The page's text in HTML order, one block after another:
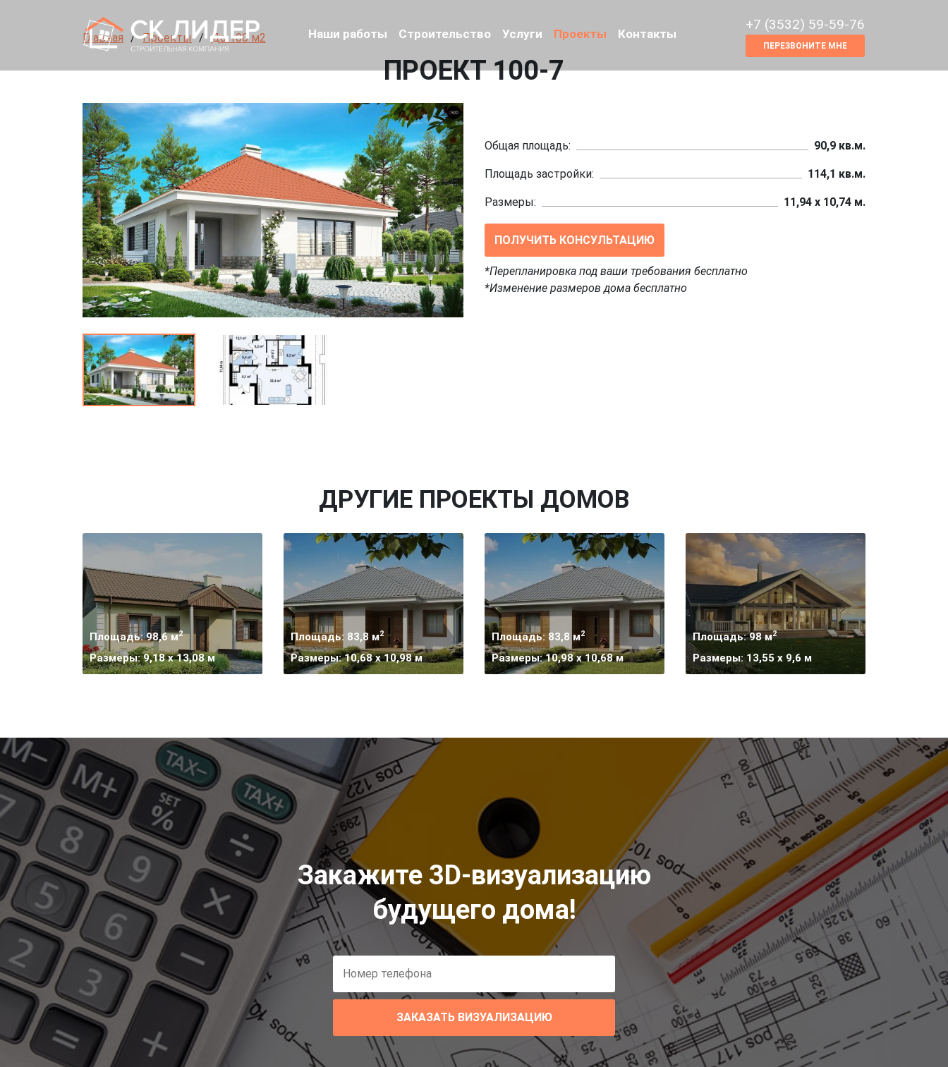
Наши работы Строительство Услуги Проекты Контакты
+7 (3532) 59-59-76
ПЕРЕЗВОНИТЕ МНЕ
Главная Проекты До 100 м2
ПРОЕКТ 100-7
Общая площадь: 90,9 кв.м.
Площадь застройки: 114,1 кв.м.
Размеры: 11,94 x 10,74 м.
ПОЛУЧИТЬ КОНСУЛЬТАЦИЮ
*Перепланировка под ваши требования бесплатно
*Изменение размеров дома бесплатно
ДРУГИЕ ПРОЕКТЫ ДОМОВ
Площадь: 98,6 м2
Размеры: 9,18 x 13,08 м
Площадь: 83,8 м2
Размеры: 10,68 x 10,98 м
Площадь: 83,8 м2
Размеры: 10,98 x 10,68 м
Площадь: 98 м2
Размеры: 13,55 х 9,6 м
Закажите 3D-визуализацию
будущего дома!
ЗАКАЗАТЬ ВИЗУАЛИЗАЦИЮ